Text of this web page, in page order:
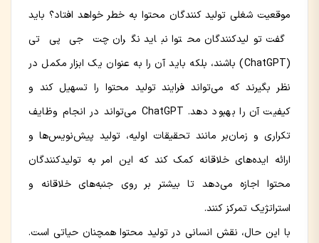
موقعیت شغلی تولید کنندگان محتوا به خطر خواهد افتاد؟ باید
گفت تولیدکنندگان محتوا نباید نگران چت جی پی تی
(ChatGPT) باشند، بلکه باید آن را به عنوان یک ابزار مکمل در
نظر بگیرند که می‌تواند فرایند تولید محتوا را تسهیل کند و
کیفیت آن را بهبود دهد. ChatGPT می‌تواند در انجام وظایف
تکراری و زمان‌بر مانند تحقیقات اولیه، تولید پیش‌نویس‌ها و
ارائه ایده‌های خلاقانه کمک کند که این امر به تولیدکنندگان
محتوا اجازه می‌دهد تا بیشتر بر روی جنبه‌های خلاقانه و
استراتژیک تمرکز کنند.
با این حال، نقش انسانی در تولید محتوا همچنان حیاتی است.